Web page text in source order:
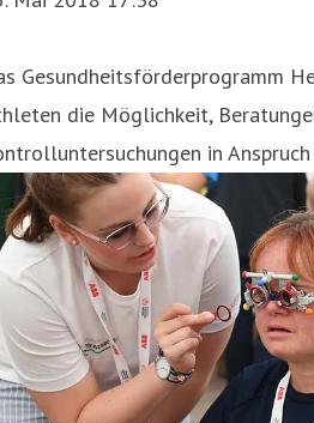
Gesundheitsförderprogramm
die Möglichkeit,
in Anspruch